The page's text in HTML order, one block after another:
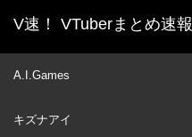
V速！ VTuberまとめ速報
A.I.Games
キズナアイ
ホーム
新着動画一覧
JUL